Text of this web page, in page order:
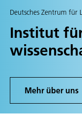
Deutsches Zentrum für
Institut
Mehr über uns